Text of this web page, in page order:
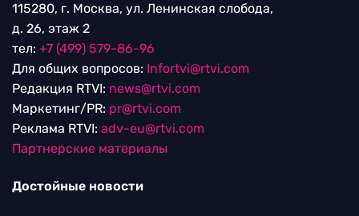
115280, г. Москва, ул. Ленинская слобода,
д. 26, этаж 2
тел: +7 (499) 579-86-96
Для общих вопросов: Infortvi@rtvi.com
Редакция RTVI: news@rtvi.com
Маркетинг/PR: pr@rtvi.com
Реклама RTVI: adv-eu@rtvi.com
Партнерские материалы
Достойные новости